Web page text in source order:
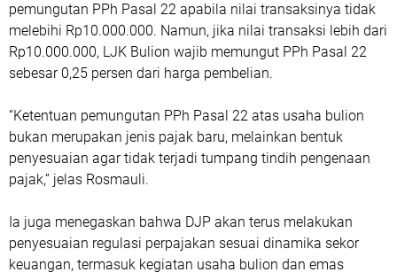
pemungutan PPh Pasal 22 apabila nilai transaksinya tidak
melebihi Rp10.000.000. Namun, jika nilai transaksi lebih dari
Rp10.000.000, LJK Bulion wajib memungut PPh Pasal 22
sebesar 0,25 persen dari harga pembelian.
“Ketentuan pemungutan PPh Pasal 22 atas usaha bulion
bukan merupakan jenis pajak baru, melainkan bentuk
penyesuaian agar tidak terjadi tumpang tindih pengenaan
pajak,” jelas Rosmauli.
Ia juga menegaskan bahwa DJP akan terus melakukan
penyesuaian regulasi perpajakan sesuai dinamika sekor
keuangan, termasuk kegiatan usaha bulion dan emas